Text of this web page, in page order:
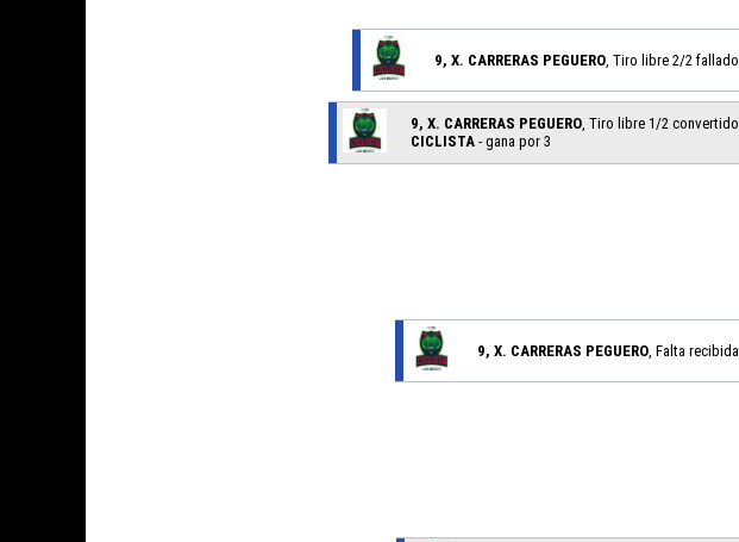
9, X. CARRERAS PEGUERO , Tiro libre 2/2 fallado
9, X. CARRERAS PEGUERO , Tiro libre 1/2 convertido
CICLISTA - gana por 3
9, X. CARRERAS PEGUERO , Falta recibida